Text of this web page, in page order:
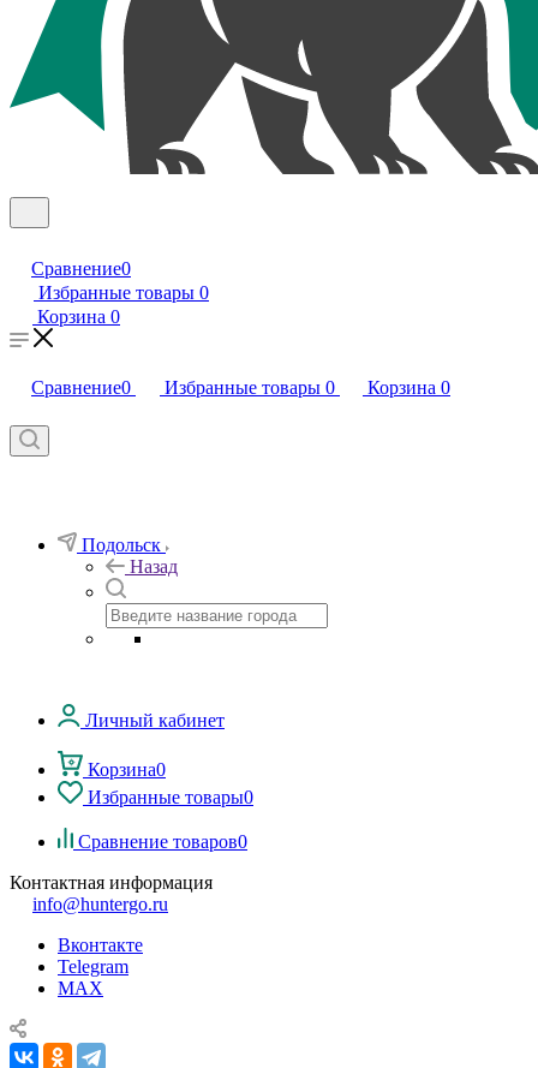
Сравнение0
Избранные товары 0
Корзина 0
Сравнение0 Избранные товары 0 Корзина 0
Подольск
Назад
Личный кабинет
Корзина0
Избранные товары0
Сравнение товаров0
Контактная информация
info@huntergo.ru
Вконтакте
Telegram
MAX